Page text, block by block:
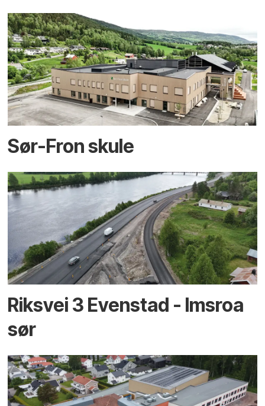
Sør-Fron skule
Riksvei 3 Evenstad - Imsroa
sør